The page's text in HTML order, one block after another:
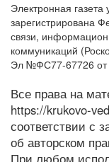
Электронная
зарегистрирована
связи,
коммуникаций
Эл №ФС77-67726 от
Все права на
https://krukovo-
соответствии с
об авторском
При любом